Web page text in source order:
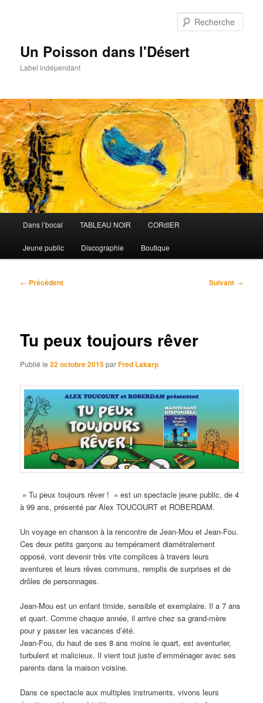
Un Poisson dans l'Désert
Label indépendant
Dans l’bocal TABLEAU NOIR CORdIER
Jeune public Discographie Boutique
Navigation
← Précédent Suivant →
Tu peux toujours rêver
Publié le22 octobre 2015parFred Lakarp
» Tu peux toujours rêver ! » est un spectacle jeune public, de 4
à 99 ans, présenté par Alex TOUCOURT et ROBERDAM.
Un voyage en chanson à la rencontre de Jean-Mou et Jean-Fou.
Ces deux petits garçons au tempérament diamétralement
opposé, vont devenir très vite complices à travers leurs
aventures et leurs rêves communs, remplis de surprises et de
drôles de personnages.
Jean-Mou est un enfant timide, sensible et exemplaire. Il a 7 ans
et quart. Comme chaque année, il arrive chez sa grand-mère
pour y passer les vacances d’été.
Jean-Fou, du haut de ses 8 ans moins le quart, est aventurier,
turbulent et malicieux. Il vient tout juste d’emménager avec ses
parents dans la maison voisine.
Dans ce spectacle aux multiples instruments, vivons leurs